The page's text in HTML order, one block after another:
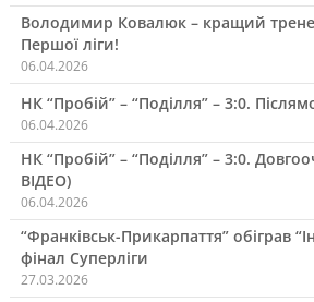
Володимир Ковалюк – кращий
Першої ліги!
06.04.2026
НК “Пробій” – “Поділля” – 3:0.
06.04.2026
НК “Пробій” – “Поділля” – 3:0.
ВІДЕО)
06.04.2026
“Франківськ-Прикарпаття” обіграв
фінал Суперліги
27.03.2026